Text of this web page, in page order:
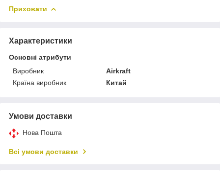
Приховати
Характеристики
Основні атрибути
Виробник
Airkraft
Країна виробник
Китай
Умови доставки
Нова Пошта
Всі умови доставки